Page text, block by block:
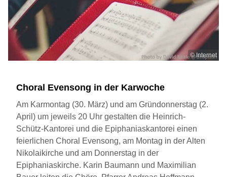
© Internet
Choral Evensong in der Karwoche
Am Karmontag (30. März) und am Gründonnerstag (2.
April) um jeweils 20 Uhr gestalten die Heinrich-
Schütz-Kantorei und die Epiphaniaskantorei einen
feierlichen Choral Evensong, am Montag in der Alten
Nikolaikirche und am Donnerstag in der
Epiphaniaskirche. Karin Baumann und Maximilian